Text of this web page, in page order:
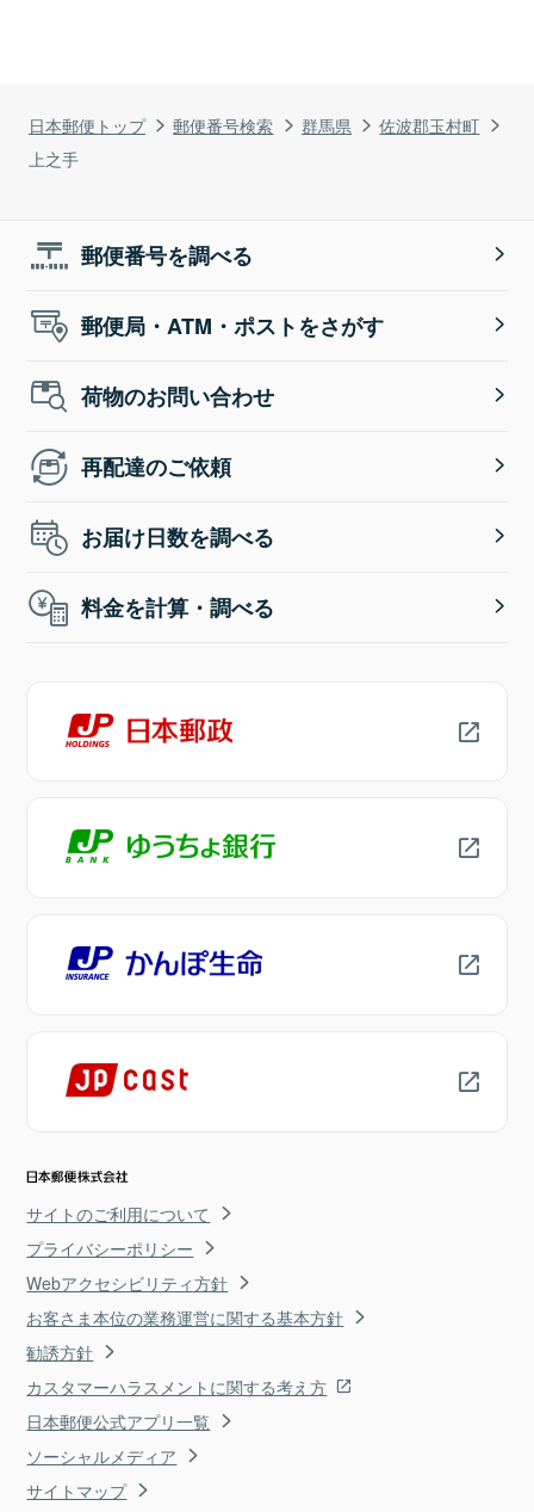
日本郵便トップ 郵便番号検索 群馬県
佐波郡玉村町
上之手
郵便番号を調べる
郵便局・ATM・ポストをさがす
荷物のお問い合わせ
再配達のご依頼
お届け日数を調べる
料金を計算・調べる
サイトのご利用について
プライバシーポリシー
Webアクセシビリティ方針
お客さま本位の業務運営に関する基本方針
勧誘方針
カスタマーハラスメントに関する考え方
日本郵便公式アプリ一覧
ソーシャルメディア
サイトマップ